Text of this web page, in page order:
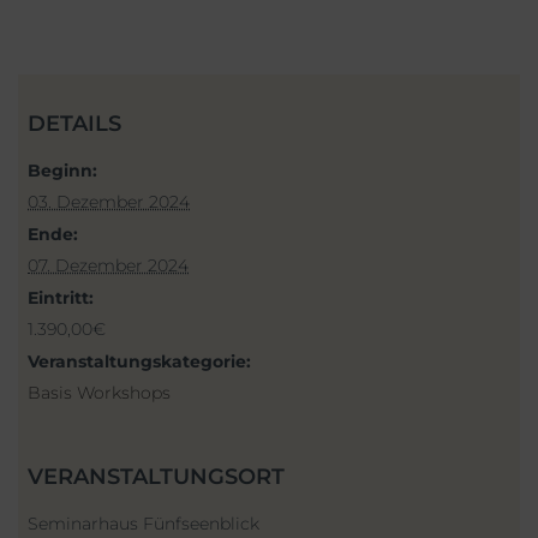
DETAILS
Beginn:
03. Dezember 2024
Ende:
07. Dezember 2024
Eintritt:
1.390,00€
Veranstaltungskategorie:
Basis Workshops
VERANSTALTUNGSORT
Seminarhaus Fünfseenblick